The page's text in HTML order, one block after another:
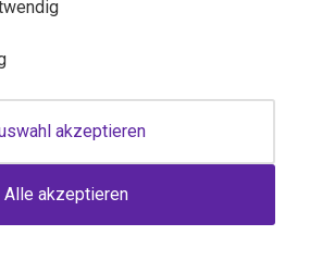
H (50 Tab)
per 50 Tab
akzeptieren
Alle akzeptieren